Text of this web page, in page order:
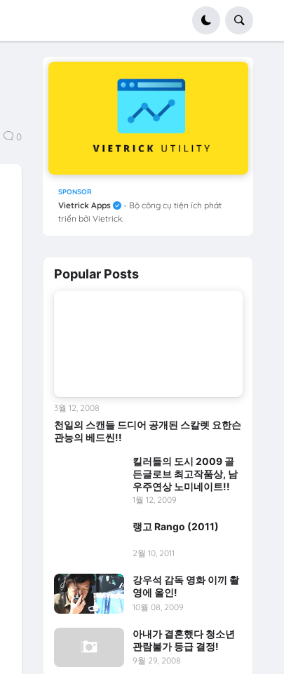
0
SPONSOR
Vietrick Apps
- Bộ công cụ tiện ích phát
triển bởi Vietrick.
Popular Posts
천일의 스캔들 드디어 공개된 스칼렛 요한슨
관능의 베드씬!!
3월 12, 2008
킬러들의 도시 2009 골
든글로브 최고작품상, 남
우주연상 노미네이트!!
1월 12, 2009
랭고 Rango (2011)
2월 10, 2011
강우석 감독 영화 이끼 촬
영에 올인!
10월 08, 2009
아내가 결혼했다 청소년
관람불가 등급 결정!
9월 29, 2008